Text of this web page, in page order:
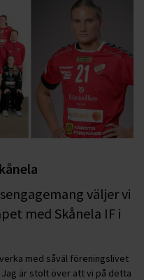
väljer vi
med Skånela IF i
med såväl föreningslivet
är stolt över att vi på detta